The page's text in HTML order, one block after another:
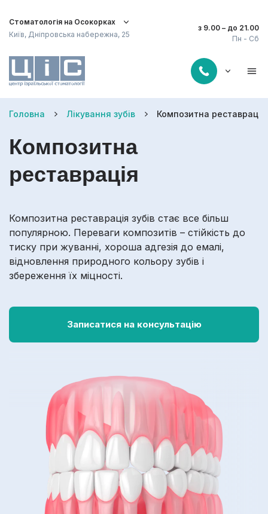
Стоматологія на Осокорках
Київ, Дніпровська набережна, 25
Пн - Сб
з 9.00 – до 21.00
Головна Лікування зубів Композитна реставрація
Композитна
реставрація
Композитна реставрація зубів стає все більш
популярною. Переваги композитів – стійкість до
тиску при жуванні, хороша адгезія до емалі,
відновлення природного кольору зубів і
збереження їх міцності.
Записатися на консультацію